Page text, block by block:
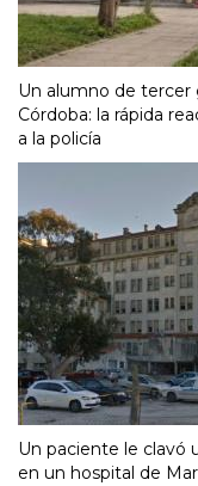
Un alumno de tercer
Córdoba: la rápida
a la policía
Un paciente le clavó
en un hospital de